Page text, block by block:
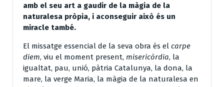
amb el seu art a gaudir de la màgia de la
naturalesa pròpia, i aconseguir això és un
miracle també.
El missatge essencial de la seva obra és el carpe
diem, viu el moment present, misericòrdia, la
igualtat, pau, unió, pàtria Catalunya, la dona, la
mare, la verge Maria, la màgia de la naturalesa en